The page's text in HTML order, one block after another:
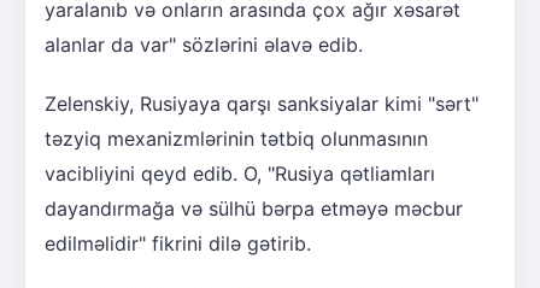
yaralanıb və onların arasında çox ağır xəsarət
alanlar da var" sözlərini əlavə edib.
Zelenskiy, Rusiyaya qarşı sanksiyalar kimi "sərt"
təzyiq mexanizmlərinin tətbiq olunmasının
vacibliyini qeyd edib. O, "Rusiya qətliamları
dayandırmağa və sülhü bərpa etməyə məcbur
edilməlidir" fikrini dilə gətirib.